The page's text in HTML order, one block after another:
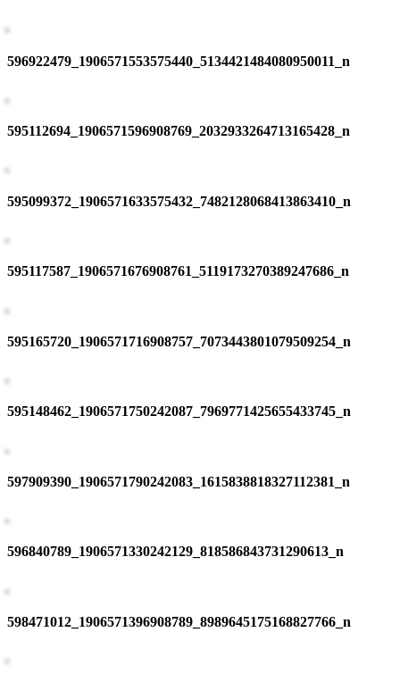
596922479_1906571553575440_5134421484080950011_n
595112694_1906571596908769_2032933264713165428_n
595099372_1906571633575432_7482128068413863410_n
595117587_1906571676908761_5119173270389247686_n
595165720_1906571716908757_7073443801079509254_n
595148462_1906571750242087_7969771425655433745_n
597909390_1906571790242083_1615838818327112381_n
596840789_1906571330242129_818586843731290613_n
598471012_1906571396908789_8989645175168827766_n